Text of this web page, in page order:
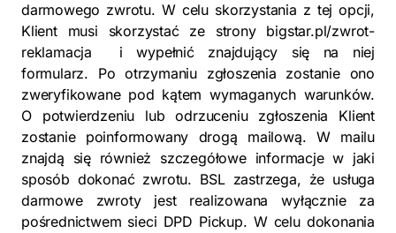
darmowego zwrotu. W celu skorzystania z tej opcji,
Klient musi skorzystać ze strony bigstar.pl/zwrot-
reklamacja i wypełnić znajdujący się na niej
formularz. Po otrzymaniu zgłoszenia zostanie ono
zweryfikowane pod kątem wymaganych warunków.
O potwierdzeniu lub odrzuceniu zgłoszenia Klient
zostanie poinformowany drogą mailową. W mailu
znajdą się również szczegółowe informacje w jaki
sposób dokonać zwrotu. BSL zastrzega, że usługa
darmowe zwroty jest realizowana wyłącznie za
pośrednictwem sieci DPD Pickup. W celu dokonania